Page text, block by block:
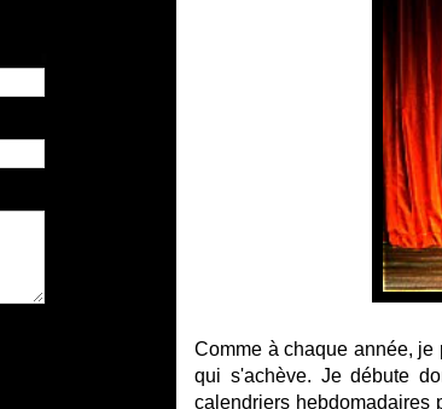
Comme à chaque année,
qui s'achève. Je débute
calendriers hebdomadaires